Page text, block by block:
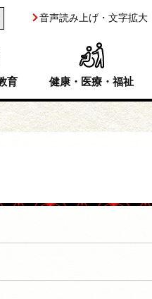
音声読み上げ・文字拡大
育 健康・医療・福祉